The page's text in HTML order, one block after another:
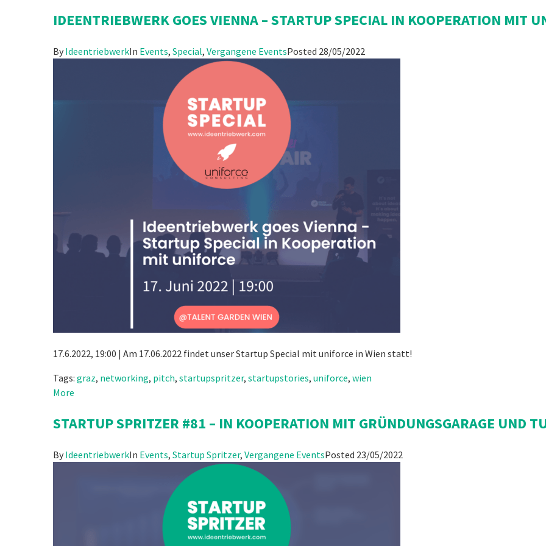
IDEENTRIEBWERK GOES VIENNA – STARTUP SPECIAL IN KOOPERATION MIT
By IdeentriebwerkIn Events, Special, Vergangene EventsPosted 28/05/2022
17.6.2022, 19:00 | Am 17.06.2022 findet unser Startup Special mit uniforce in Wien statt!
Tags: graz, networking, pitch, startupspritzer, startupstories, uniforce, wien
More
STARTUP SPRITZER #81 – IN KOOPERATION MIT GRÜNDUNGSGARAGE UND
By IdeentriebwerkIn Events, Startup Spritzer, Vergangene EventsPosted 23/05/2022